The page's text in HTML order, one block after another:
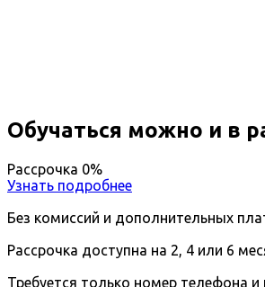
Обучаться можно и в
Рассрочка 0%
Узнать подробнее
Без комиссий и дополнительных
Рассрочка доступна на 2, 4 или 6
Требуется только номер телефона